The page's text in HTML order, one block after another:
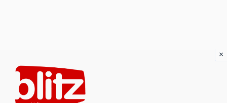
content
×